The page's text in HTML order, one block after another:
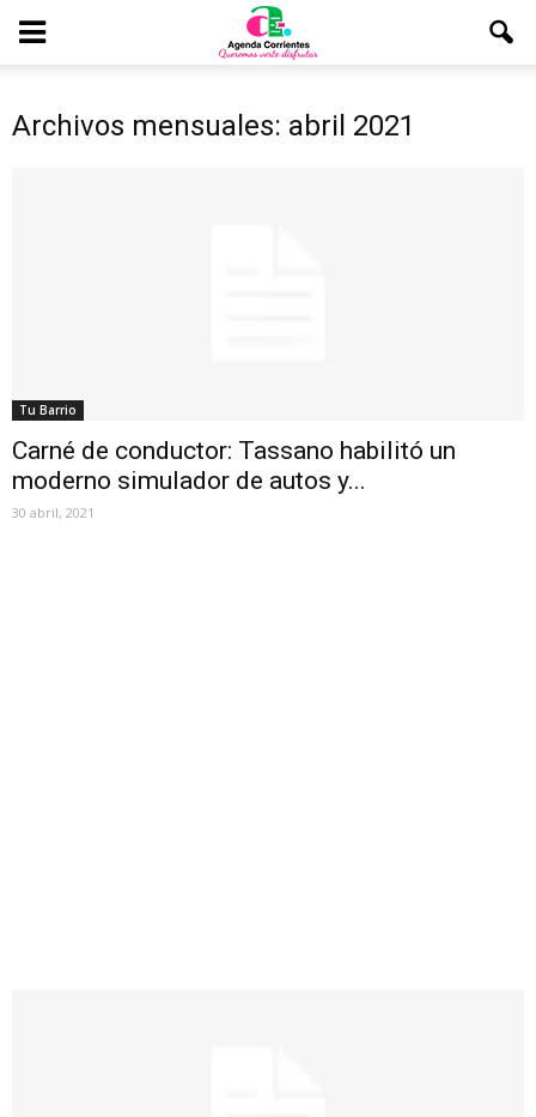
Archivos mensuales: abril 2021
Tu Barrio
Carné de conductor: Tassano habilitó un
moderno simulador de autos y...
30 abril, 2021